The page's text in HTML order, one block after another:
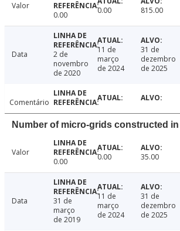
Valor
0.00
0.00 815.00
Data
2 de
novembro
de 2020
11 de
março
de 2024
31 de
dezembro
de 2025
Comentário
Number of micro-grids constructed in
Valor
0.00
0.00 35.00
Data
31 de
março
de 2019
11 de
março
de 2024
31 de
dezembro
de 2025